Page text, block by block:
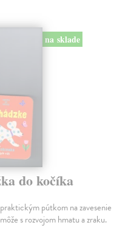
na sklade
do kočíka
pútkom na zavesenie
s rozvojom hmatu a zraku.